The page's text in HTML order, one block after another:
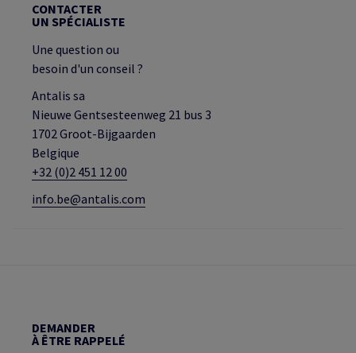
CONTACTER
UN SPÉCIALISTE
Une question ou
besoin d'un conseil ?
Antalis sa
Nieuwe Gentsesteenweg 21 bus 3
1702 Groot-Bijgaarden
Belgique
+32 (0)2 451 12 00
info.be@antalis.com
DEMANDER
À ÊTRE RAPPELÉ